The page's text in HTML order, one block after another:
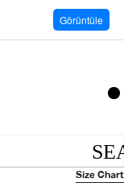
Size Chart
Görüntüle